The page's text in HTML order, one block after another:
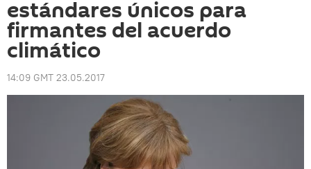
estándares únicos para
firmantes del acuerdo
climático
14:09 GMT 23.05.2017